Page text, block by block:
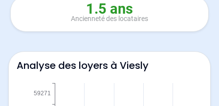
1.5 ans
Ancienneté des locataires
Analyse des loyers à Viesly